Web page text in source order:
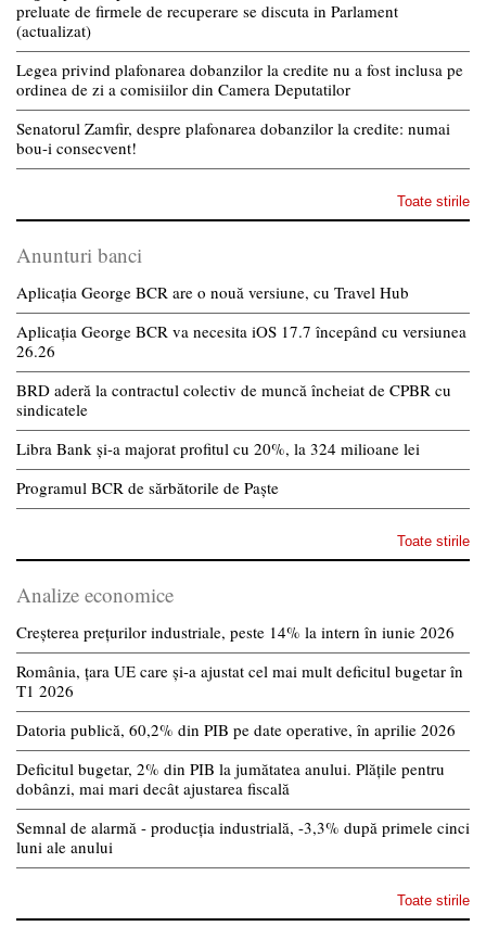
preluate de firmele de recuperare se discuta in Parlament
(actualizat)
Legea privind plafonarea dobanzilor la credite nu a fost inclusa pe
ordinea de zi a comisiilor din Camera Deputatilor
Senatorul Zamfir, despre plafonarea dobanzilor la credite: numai
bou-i consecvent!
Toate stirile
Anunturi banci
Aplicația George BCR are o nouă versiune, cu Travel Hub
Aplicația George BCR va necesita iOS 17.7 începând cu versiunea
26.26
BRD aderă la contractul colectiv de muncă încheiat de CPBR cu
sindicatele
Libra Bank și-a majorat profitul cu 20%, la 324 milioane lei
Programul BCR de sărbătorile de Paște
Toate stirile
Analize economice
Creșterea prețurilor industriale, peste 14% la intern în iunie 2026
România, țara UE care și-a ajustat cel mai mult deficitul bugetar în
T1 2026
Datoria publică, 60,2% din PIB pe date operative, în aprilie 2026
Deficitul bugetar, 2% din PIB la jumătatea anului. Plățile pentru
dobânzi, mai mari decât ajustarea fiscală
Semnal de alarmă - producția industrială, -3,3% după primele cinci
luni ale anului
Toate stirile